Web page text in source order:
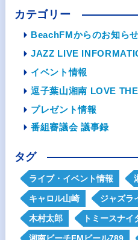
カテゴリー
BeachFMからのお知らせ
JAZZ LIVE
イベント情報
逗子葉山湘南 LOVE
プレゼント情報
番組審議会 議事録
タグ
ライブ・イベント情報
キャロル山崎 ジャズラ
木村太郎 トミースナイ
湘南ビーチFMビール789